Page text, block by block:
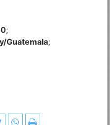
;
Guatemala;